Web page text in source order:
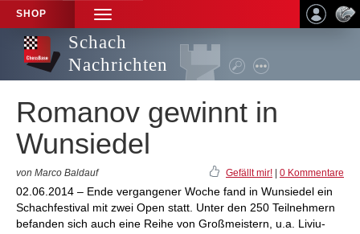
SHOP
TOGGLE
NAVIGATION
Schach
Nachrichten
Romanov gewinnt in
Wunsiedel
von Marco Baldauf Gefällt mir! 0 Kommentare
02.06.2014 – Ende vergangener Woche fand in Wunsiedel ein
Schachfestival mit zwei Open statt. Unter den 250 Teilnehmern
befanden sich auch eine Reihe von Großmeistern, u.a. Liviu-